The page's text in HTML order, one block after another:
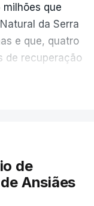
que
da Serra
e que, quatro
de recuperação
de
Ansiães